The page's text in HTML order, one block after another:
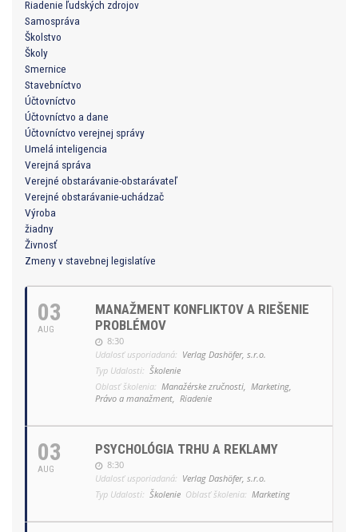
Riadenie ľudských zdrojov
Samospráva
Školstvo
Školy
Smernice
Stavebníctvo
Účtovníctvo
Účtovníctvo a dane
Účtovníctvo verejnej správy
Umelá inteligencia
Verejná správa
Verejné obstarávanie-obstarávateľ
Verejné obstarávanie-uchádzač
Výroba
žiadny
Živnosť
Zmeny v stavebnej legislatíve
03
AUG
MANAŽMENT KONFLIKTOV A RIEŠENIE
PROBLÉMOV
8:30
Udalosť usporiadaná: Verlag Dashöfer, s.r.o.
Typ Udalosti: Školenie
Oblasť školenia: Manažérske zručnosti, Marketing,
Právo a manažment, Riadenie
03
AUG
PSYCHOLÓGIA TRHU A REKLAMY
8:30
Udalosť usporiadaná: Verlag Dashöfer, s.r.o.
Typ Udalosti: Školenie Oblasť školenia: Marketing